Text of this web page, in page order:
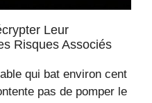
Leur
Risques Associés
qui bat environ cent
pas de pomper le